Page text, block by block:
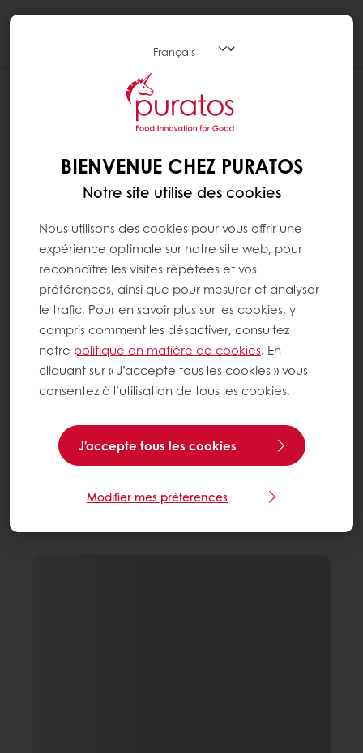
BIENVENUE CHEZ PURATOS
Notre site utilise des cookies
Nous utilisons des cookies pour vous offrir une
expérience optimale sur notre site web, pour
reconnaître les visites répétées et vos
préférences, ainsi que pour mesurer et analyser
le trafic. Pour en savoir plus sur les cookies, y
compris comment les désactiver, consultez
notre politique en matière de cookies. En
cliquant sur « J’accepte tous les cookies » vous
consentez à l’utilisation de tous les cookies.
J'accepte tous les cookies
Modifier mes préférences